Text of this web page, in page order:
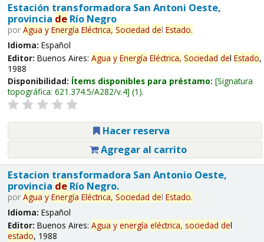
Estación transformadora San Antoni Oeste,
provincia deRío Negro
por Agua y Energía Eléctrica, Sociedad del Estado.
Idioma: Español
Editor: Buenos Aires: Agua y Energía Eléctrica, Sociedad del Estado,
1988
Disponibilidad: Ítems disponibles para préstamo: Signatura
topográfica: 621.374.5/A282/v.4 (1).
Hacer reserva
Agregar al carrito
Estacion transformadora San Antonio Oeste,
provincia deRío Negro.
por Agua y Energía Eléctrica, Sociedad del Estado.
Idioma: Español
Editor: Buenos Aires: Agua y energía eléctrica, sociedad del
estado, 1988